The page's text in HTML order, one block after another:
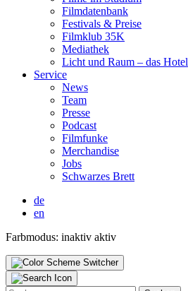
Film­da­ten­bank
Fes­ti­vals & Prei­se
Film­klub 35K
Media­thek
Licht und Raum – das Hotel
Ser­vice
News
Team
Pres­se
Pod­cast
Film­fun­ke
Mer­chan­di­se
Jobs
Schwar­zes Brett
de
en
Farbmodus: inaktiv aktiv